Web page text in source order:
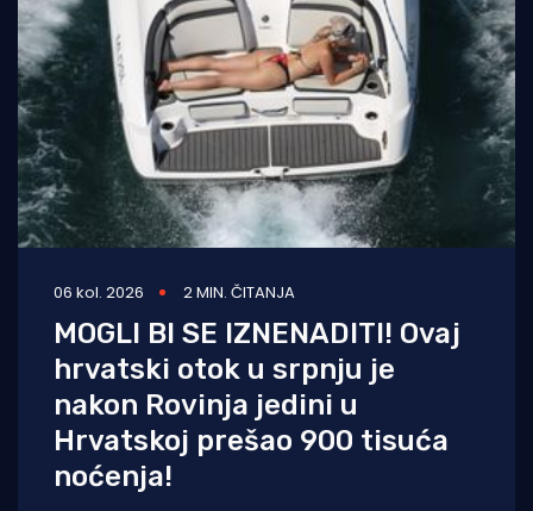
06 kol. 2026 2 MIN. ČITANJA
MOGLI BI SE IZNENADITI! Ovaj
hrvatski otok u srpnju je
nakon Rovinja jedini u
Hrvatskoj prešao 900 tisuća
noćenja!